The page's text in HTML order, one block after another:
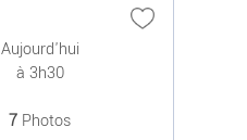
Aujourd'hui
à 3h30
7 Photos